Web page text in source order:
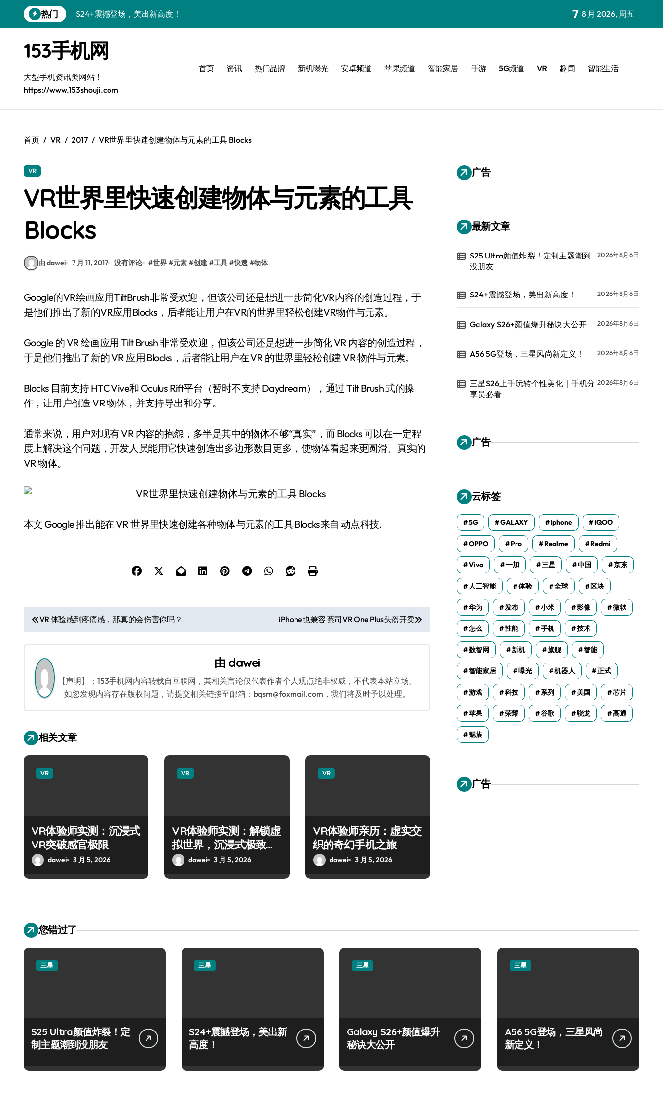
到
热门
S24+震撼登场，美出新高度！
A56 5G登场，三星风尚新定义！
三星S26上手玩转个性美化｜手机分享员必看
S25美化秘籍：个性潮玩，炫酷加倍！
C55 5G焕新秘籍：定制潮流无限畅玩
Galaxy Z Flip6：折叠时尚，一瞬惊艳
S25 Ultra颜值炸裂！定制主题潮到没朋友
7 8 月 2026, 周五
153手机网
大型手机资讯类网站！
https://www.153shouji.com
首页 资讯 热门品牌 新机曝光 安卓频道 苹果频道 智能家居 手游 5G频道 VR 趣闻 智能生活
首页 VR 2017 VR世界里快速创建物体与元素的工具 Blocks
VR
VR世界里快速创建物体与元素的工具
Blocks
由 dawei 7 月 11, 2017 没有评论 #世界 #元素 #创建 #工具 #快速 #物体
Google的VR绘画应用TiltBrush非常受欢迎，但该公司还是想进一步简化VR内容的创造过程，于
是他们推出了新的VR应用Blocks，后者能让用户在VR的世界里轻松创建VR物件与元素。
Google 的 VR 绘画应用 Tilt Brush 非常受欢迎，但该公司还是想进一步简化 VR 内容的创造过程，
于是他们推出了新的 VR 应用 Blocks，后者能让用户在 VR 的世界里轻松创建 VR 物件与元素。
Blocks 目前支持 HTC Vive和 Oculus Rift平台（暂时不支持 Daydream），通过 Tilt Brush 式的操
作，让用户创造 VR 物体，并支持导出和分享。
通常来说，用户对现有 VR 内容的抱怨，多半是其中的物体不够“真实”，而 Blocks 可以在一定程
度上解决这个问题，开发人员能用它快速创造出多边形数目更多，使物体看起来更圆滑、真实的
VR 物体。
本文 Google 推出能在 VR 世界里快速创建各种物体与元素的工具 Blocks来自 动点科技.
文
章
导
航
VR 体验感到疼痛感，那真的会伤害你吗？ iPhone也兼容 蔡司VR One Plus头盔开卖
由 dawei
【声明】：153手机网内容转载自互联网，其相关言论仅代表作者个人观点绝非权威，不代表本站立场。
如您发现内容存在版权问题，请提交相关链接至邮箱：bqsm@foxmail.com，我们将及时予以处理。
相关文章
VR
VR体验师实测：沉浸式
VR突破感官极限
dawei 3 月 5, 2026
VR
VR体验师实测：解锁虚
拟世界，沉浸式极致之
旅！dawei 3 月 5, 2026
VR
VR体验师亲历：虚实交
织的奇幻手机之旅
dawei 3 月 5, 2026
广告
最新文章
S25 Ultra颜值炸裂！定制主题潮到
没朋友
2026年8月6日
S24+震撼登场，美出新高度！ 2026年8月6日
Galaxy S26+颜值爆升秘诀大公开 2026年8月6日
A56 5G登场，三星风尚新定义！ 2026年8月6日
三星S26上手玩转个性美化｜手机分
享员必看
2026年8月6日
广告
云标签
5G GALAXY Iphone IQOO
OPPO Pro Realme Redmi
Vivo 一加 三星 中国 京东
人工智能 体验 全球 区块
华为 发布 小米 影像 微软
怎么 性能 手机 技术
数智网 新机 旗舰 智能
智能家居 曝光 机器人 正式
游戏 科技 系列 美国 芯片
苹果 荣耀 谷歌 骁龙 高通
魅族
广告
您错过了
三星
S25 Ultra颜值炸裂！定
制主题潮到没朋友
三星
S24+震撼登场，美出新
高度！
三星
Galaxy S26+颜值爆升
秘诀大公开
三星
A56 5G登场，三星风尚
新定义！